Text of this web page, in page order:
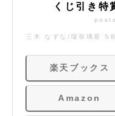
くじ引き特
三木 なずな/瑠奈璃亜
楽天ブックス
Amazon